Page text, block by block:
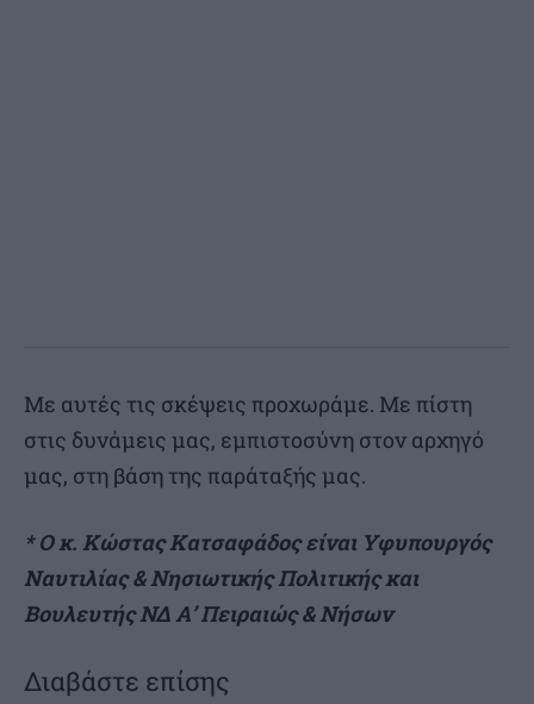
Με αυτές τις σκέψεις προχωράμε. Με πίστη
στις δυνάμεις μας, εμπιστοσύνη στον αρχηγό
μας, στη βάση της παράταξής μας.
* Ο κ. Κώστας Κατσαφάδος είναι Υφυπουργός
Ναυτιλίας & Νησιωτικής Πολιτικής και
Βουλευτής ΝΔ Α’ Πειραιώς & Νήσων
Διαβάστε επίσης